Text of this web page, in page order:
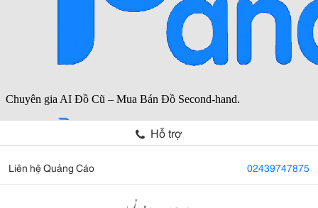
Hỗ trợ
Liên hệ Quảng Cáo 02439747875